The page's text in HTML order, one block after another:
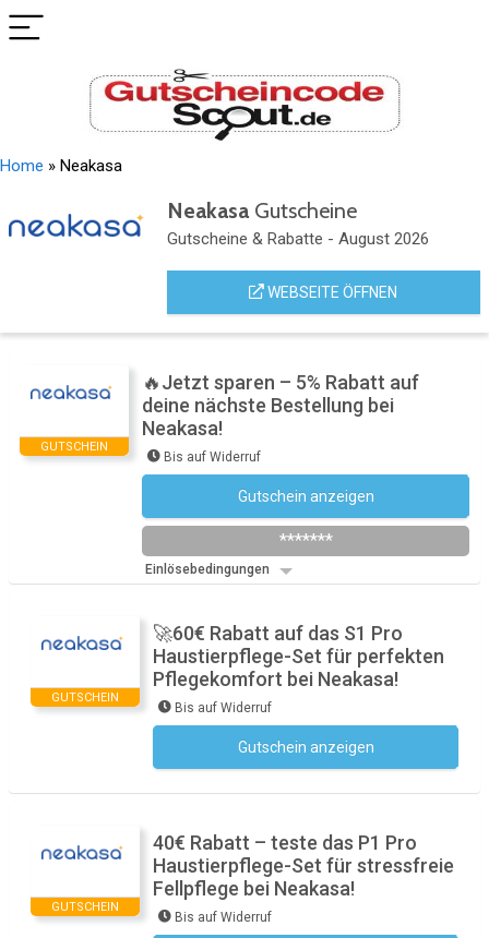
Home » Neakasa
NeakasaGutscheine
Gutscheine & Rabatte - August 2026
WEBSEITE ÖFFNEN
GUTSCHEIN
🔥Jetzt sparen – 5% Rabatt auf
deine nächste Bestellung bei
Neakasa!
Bis auf Widerruf
Gutschein anzeigen
*******
Einlösebedingungen
GUTSCHEIN
🚀60€ Rabatt auf das S1 Pro
Haustierpflege-Set für perfekten
Pflegekomfort bei Neakasa!
Bis auf Widerruf
Gutschein anzeigen
GUTSCHEIN
40€ Rabatt – teste das P1 Pro
Haustierpflege-Set für stressfreie
Fellpflege bei Neakasa!
Bis auf Widerruf